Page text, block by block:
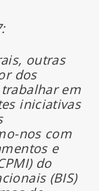
outras
dos
em
iniciativas
nos com
e
do
(BIS)